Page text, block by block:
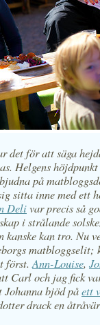
det för att säga
Helgens höjdpunkt
på
sitta inne med ett
Delivar precis så
i strålande
kan tro. Nu
först. Ann-Louise,
Carl och jag fick
bjöd påett
drack en